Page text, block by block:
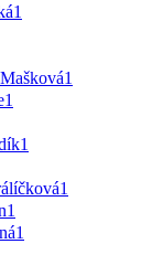
1
1
1
1
1
1
1